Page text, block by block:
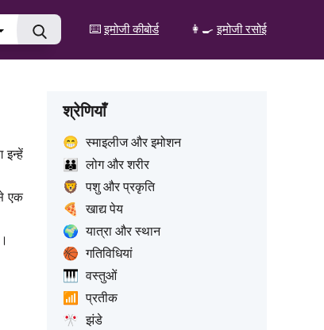
⌨️इमोजी कीबोर्ड 👩‍🍳इमोजी रसोई
इन्हें
एक
श्रेणियाँ
😁 स्माइलीज और इमोशन
👪
लोग और शरीर
🦁 पशु और प्रकृति
🍕
खाद्य पेय
🌍 यात्रा और स्थान
🏀 गतिविधियां
🎹 वस्तुओं
📶
प्रतीक
🎌 झंडे